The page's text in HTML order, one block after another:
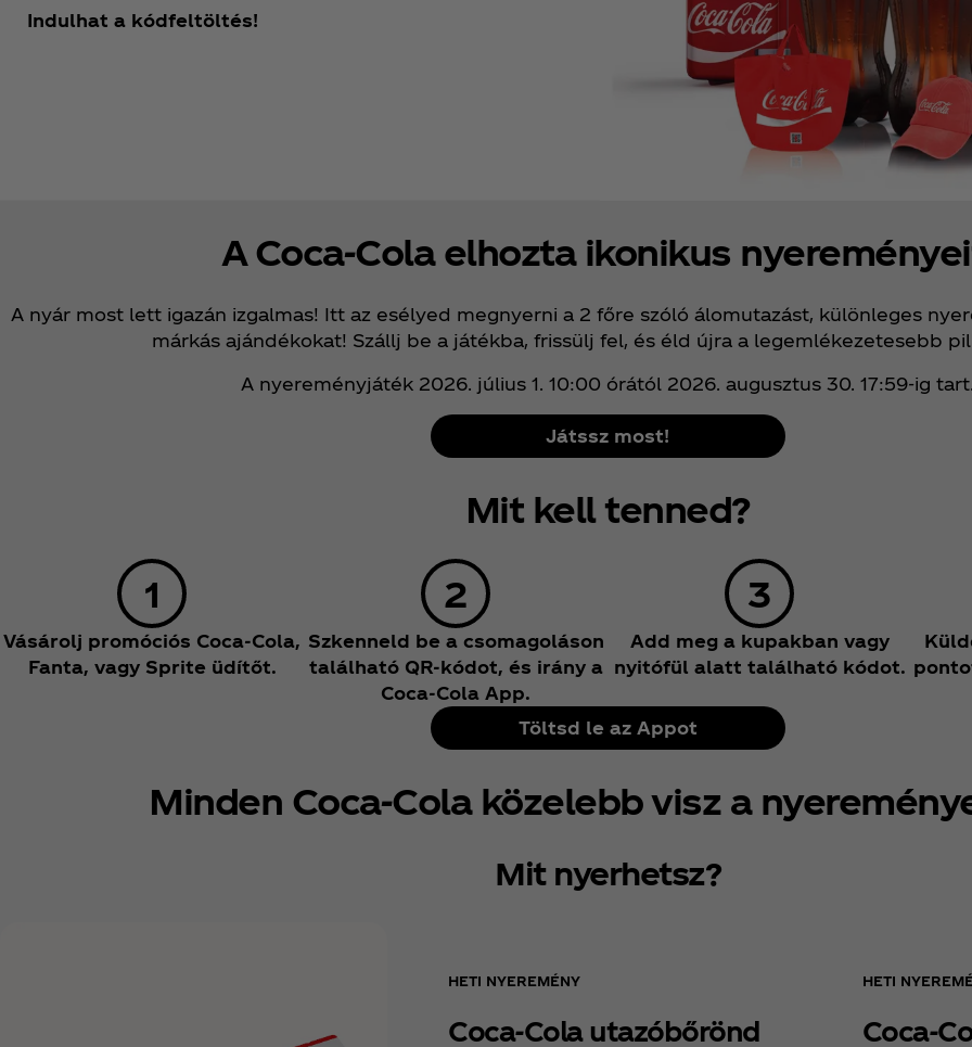
Indulhat a kódfeltöltés!
A Coca‑Cola elhozta ikonikus
A nyár most lett igazán izgalmas! Itt az esélyed megnyerni a 2 főre szóló álomutazást, különleges
márkás ajándékokat! Szállj be a játékba, frissülj fel, és éld újra a legemlékezetesebb
A nyereményjáték 2026. július 1. 10:00 órától 2026. augusztus 30. 17:59‑ig tart.
Játssz most!
Mit kell tenned?
Vásárolj promóciós Coca‑Cola,
Fanta, vagy Sprite üdítőt.
Szkenneld be a csomagoláson
található QR-kódot, és irány a
Coca‑Cola App.
Add meg a kupakban vagy
nyitófül alatt található kódot.
Töltsd le az Appot
Minden Coca‑Cola közelebb visz a
Mit nyerhetsz?
HETI NYEREMÉNY
Coca‑Cola utazóbőrönd
HETI